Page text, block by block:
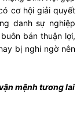
cơ hội giải quyết
danh sự nghiệp
bán thuận lợi,
bị nghi ngờ nên
mệnh tương lai